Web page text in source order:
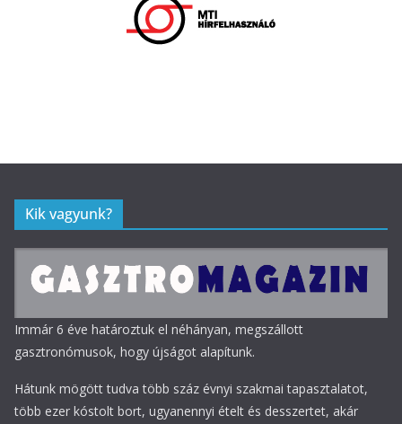
Kik vagyunk?
Immár 6 éve határoztuk el néhányan, megszállott
gasztronómusok, hogy újságot alapítunk.
Hátunk mögött tudva több száz évnyi szakmai tapasztalatot,
több ezer kóstolt bort, ugyanennyi ételt és desszertet, akár